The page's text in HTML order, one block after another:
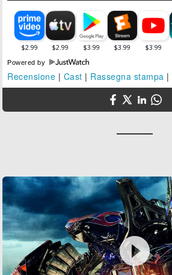
Powered by
Recensione | Cast | Rassegna stampa |
